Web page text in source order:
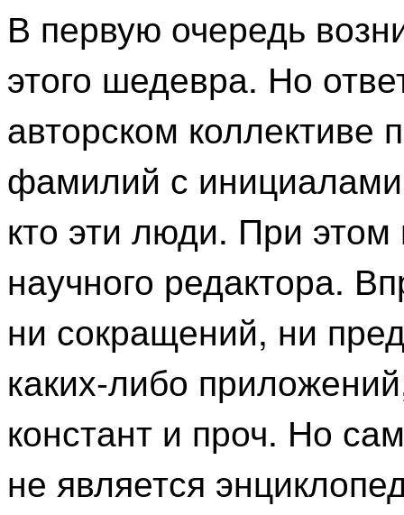
В первую очередь
этого шедевра. Но
авторском коллективе
фамилий с инициалами
кто эти люди. При
научного редактора.
ни сокращений, ни
каких-либо
констант и проч. Но
не является